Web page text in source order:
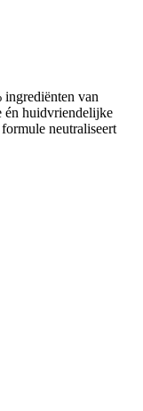
ingrediënten van
én huidvriendelijke
neutraliseert